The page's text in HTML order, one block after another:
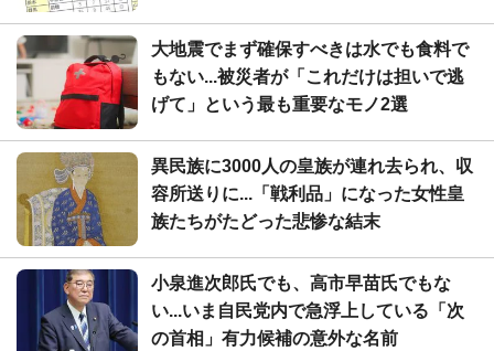
大地震でまず確保すべきは水でも食料で
もない...被災者が「これだけは担いで逃
げて」という最も重要なモノ2選
異民族に3000人の皇族が連れ去られ、収
容所送りに...「戦利品」になった女性皇
族たちがたどった悲惨な結末
小泉進次郎氏でも、高市早苗氏でもな
い...いま自民党内で急浮上している「次
の首相」有力候補の意外な名前